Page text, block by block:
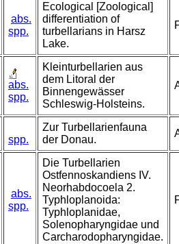
abs.
spp.
Ecological [Zoological]
differentiation of
turbellarians in Harsz
Lake.
abs.
spp.
Kleinturbellarien aus
dem Litoral der
Binnengewässer
Schleswig-Holsteins.
spp.
Zur Turbellarienfauna
der Donau.
abs.
spp.
Die Turbellarien
Ostfennoskandiens IV.
Neorhabdocoela 2.
Typhloplanoida:
Typhloplanidae,
Solenopharyngidae und
Carcharodopharyngidae.